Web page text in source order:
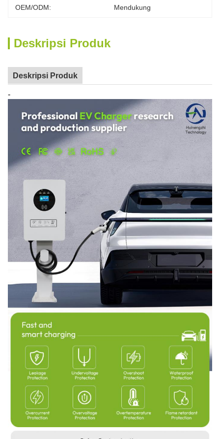
OEM/ODM: Mendukung
Deskripsi Produk
Deskripsi Produk
-